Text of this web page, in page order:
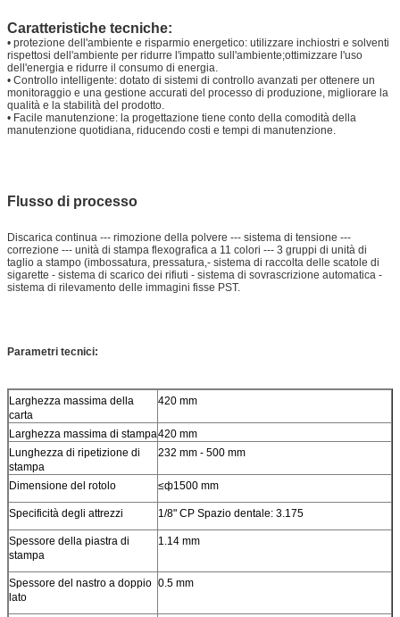
Caratteristiche tecniche:
• protezione dell'ambiente e risparmio energetico: utilizzare inchiostri e solventi
rispettosi dell'ambiente per ridurre l'impatto sull'ambiente;ottimizzare l'uso
dell'energia e ridurre il consumo di energia.
• Controllo intelligente: dotato di sistemi di controllo avanzati per ottenere un
monitoraggio e una gestione accurati del processo di produzione, migliorare la
qualità e la stabilità del prodotto.
• Facile manutenzione: la progettazione tiene conto della comodità della
manutenzione quotidiana, riducendo costi e tempi di manutenzione.
Flusso di processo
Discarica continua --- rimozione della polvere --- sistema di tensione ---
correzione --- unità di stampa flexografica a 11 colori --- 3 gruppi di unità di
taglio a stampo (imbossatura, pressatura,- sistema di raccolta delle scatole di
sigarette - sistema di scarico dei rifiuti - sistema di sovrascrizione automatica -
sistema di rilevamento delle immagini fisse PST.
Parametri tecnici:
Larghezza massima della
carta
420 mm
Larghezza massima di stampa420 mm
Lunghezza di ripetizione di
stampa
232 mm - 500 mm
Dimensione del rotolo ≤ф1500 mm
Specificità degli attrezzi 1/8" CP Spazio dentale: 3.175
Spessore della piastra di
stampa
1.14 mm
Spessore del nastro a doppio
lato
0.5 mm